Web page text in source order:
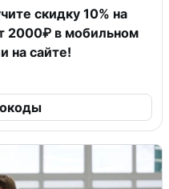
скидку 10% на
2000₽ в мобильном
на сайте!